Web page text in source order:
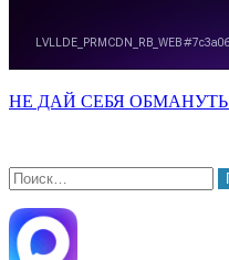
НЕ ДАЙ СЕБЯ ОБМАНУТЬ
Найти: